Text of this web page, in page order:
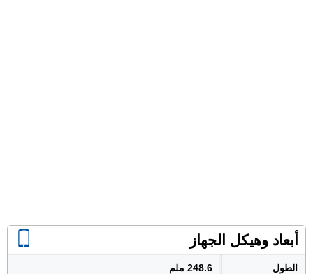
أبعاد وهيكل الجهاز
الطول 248.6 ملم